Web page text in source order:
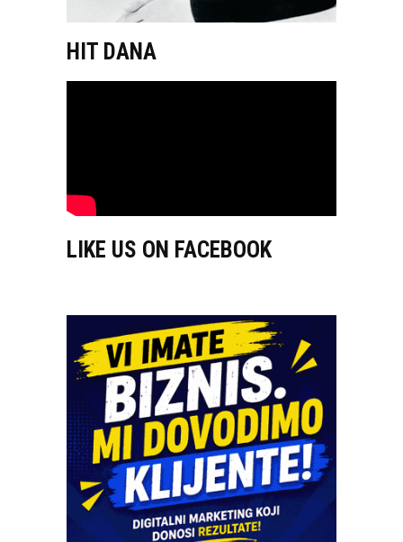
HIT DANA
LIKE US ON FACEBOOK